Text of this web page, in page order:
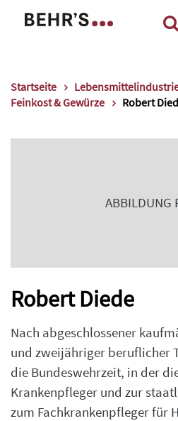
Startseite
Feinkost & Gewürze
Robert
ABBILDUNG
Robert Diede
Nach abgeschlossener
und zweijähriger beruflicher
die Bundeswehrzeit, in der
Krankenpfleger und zur
zum Fachkrankenpfleger für